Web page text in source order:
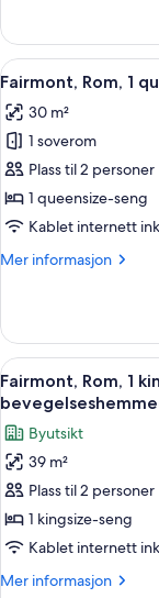
sovesofa,
tilpasset
utsikt
mot
bukt
–
signature,
1
seng
med
sovesofa,
tilpasset
bevegelseshemmede,
utsikt
mot
bukt
Åpne
alle
bildene
av
Fairmont,
Rom,
1
seng,
3
Fairmont, Rom, 1
30 m²
1 soverom
Plass til 2 personer
1 queensize-seng
Kablet internett
Mer informasjon
Mer
Rom,
queensize-
seng,
rullestolvennlig
dusj
Åpne
alle
bildene
av
Fairmont,
Rom,
1
kingsize-
seng,
3
Fairmont, Rom, 1
Byutsikt
39 m²
Plass til 2 personer
1 kingsize-seng
Kablet internett
Mer informasjon
Mer